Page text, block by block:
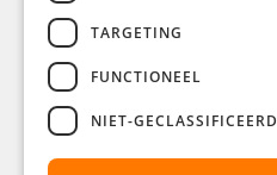
TARGETING
FUNCTIONEEL
NIET-GECLASSIFICEERD